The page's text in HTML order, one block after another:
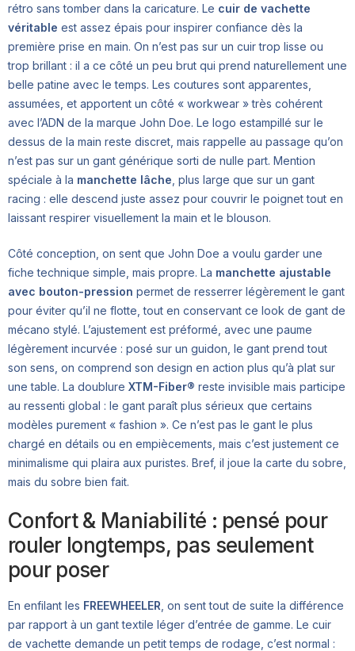
rétro sans tomber dans la caricature. Le cuir de vachette
véritable est assez épais pour inspirer confiance dès la
première prise en main. On n’est pas sur un cuir trop lisse ou
trop brillant : il a ce côté un peu brut qui prend naturellement une
belle patine avec le temps. Les coutures sont apparentes,
assumées, et apportent un côté « workwear » très cohérent
avec l’ADN de la marque John Doe. Le logo estampillé sur le
dessus de la main reste discret, mais rappelle au passage qu’on
n’est pas sur un gant générique sorti de nulle part. Mention
spéciale à la manchette lâche , plus large que sur un gant
racing : elle descend juste assez pour couvrir le poignet tout en
laissant respirer visuellement la main et le blouson.
Côté conception, on sent que John Doe a voulu garder une
fiche technique simple, mais propre. La manchette ajustable
avec bouton-pression permet de resserrer légèrement le gant
pour éviter qu’il ne flotte, tout en conservant ce look de gant de
mécano stylé. L’ajustement est préformé, avec une paume
légèrement incurvée : posé sur un guidon, le gant prend tout
son sens, on comprend son design en action plus qu’à plat sur
une table. La doublure XTM-Fiber® reste invisible mais participe
au ressenti global : le gant paraît plus sérieux que certains
modèles purement « fashion ». Ce n’est pas le gant le plus
chargé en détails ou en empiècements, mais c’est justement ce
minimalisme qui plaira aux puristes. Bref, il joue la carte du sobre,
mais du sobre bien fait.
Confort & Maniabilité : pensé pour
rouler longtemps, pas seulement
pour poser
En enfilant les FREEWHEELER , on sent tout de suite la différence
par rapport à un gant textile léger d’entrée de gamme. Le cuir
de vachette demande un petit temps de rodage, c’est normal :